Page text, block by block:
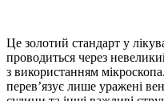
Це золотий стандарт у
проводиться через
з використанням
перев’язує лише уражені